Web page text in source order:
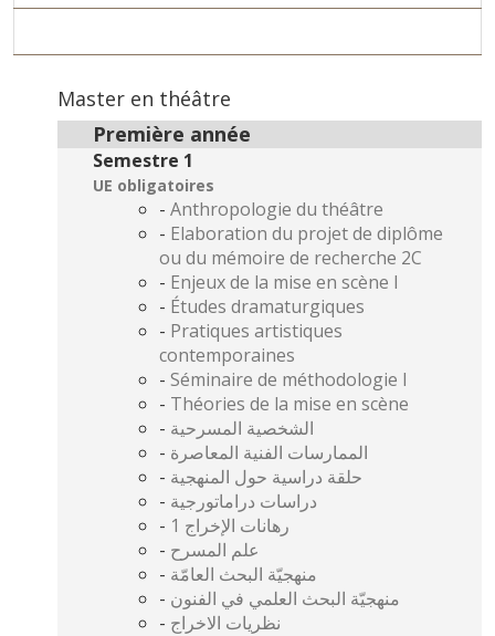
Master en théâtre
Première année
Semestre 1
UE obligatoires
- Anthropologie du théâtre
- Elaboration du projet de diplôme
ou du mémoire de recherche 2C
- Enjeux de la mise en scène I
- Études dramaturgiques
- Pratiques artistiques
contemporaines
- Séminaire de méthodologie I
- Théories de la mise en scène
- الشخصية المسرحية
- الممارسات الفنية المعاصرة
- حلقة دراسية حول المنهجية
- دراسات دراماتورجية
-
رهانات الإخراج 1
- علم المسرح
- منهجيّة البحث العامّة
- منهجيّة البحث العلمي في الفنون
- نظريات الاخراج